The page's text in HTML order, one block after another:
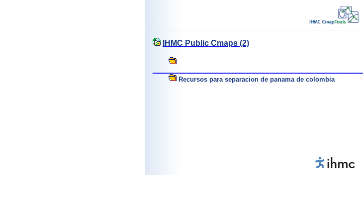
IHMC Public Cmaps (2)
Recursos para separacion de panama de colombia